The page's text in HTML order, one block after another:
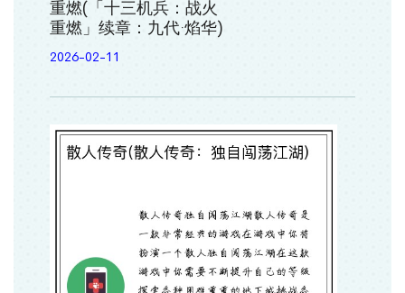
重燃(「十三机兵：战火
重燃」续章：九代·焰华)
2026-02-11